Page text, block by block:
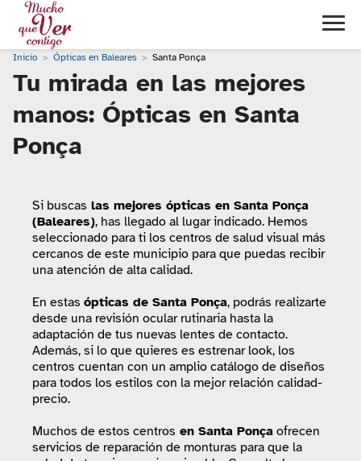
Inicio Ópticas en Baleares Santa Ponça
Tu mirada en las mejores
manos: Ópticas en Santa
Ponça
Si buscas las mejores ópticas en Santa Ponça
(Baleares), has llegado al lugar indicado. Hemos
seleccionado para ti los centros de salud visual más
cercanos de este municipio para que puedas recibir
una atención de alta calidad.
En estas ópticas de Santa Ponça, podrás realizarte
desde una revisión ocular rutinaria hasta la
adaptación de tus nuevas lentes de contacto.
Además, si lo que quieres es estrenar look, los
centros cuentan con un amplio catálogo de diseños
para todos los estilos con la mejor relación calidad-
precio.
Muchos de estos centros en Santa Ponça ofrecen
servicios de reparación de monturas para que la